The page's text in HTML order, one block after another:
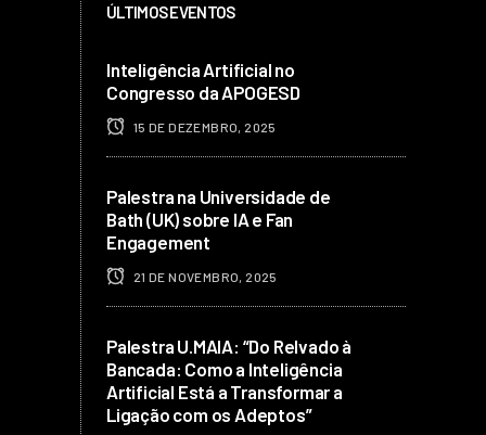
ÚLTIMOS EVENTOS
Inteligência Artificial no
Congresso da APOGESD
15 DE DEZEMBRO, 2025
Palestra na Universidade de
Bath (UK) sobre IA e Fan
Engagement
21 DE NOVEMBRO, 2025
Palestra U.MAIA: “Do Relvado à
Bancada: Como a Inteligência
Artificial Está a Transformar a
Ligação com os Adeptos”